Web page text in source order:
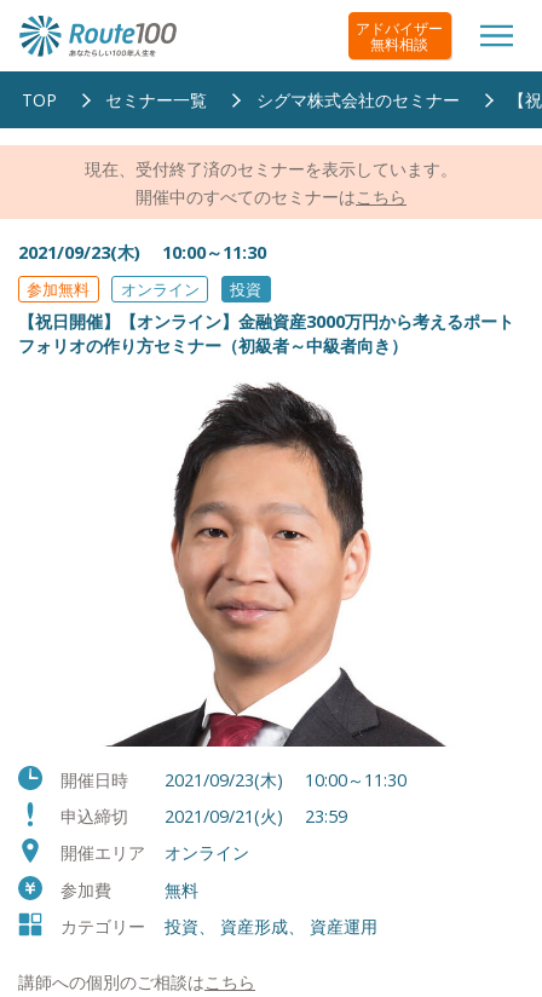
アドバイザー
無料相談
TOP セミナー一覧 シグマ株式会社のセミナー 【
現在、受付終了済のセミナーを表示しています。
開催中のすべてのセミナーはこちら
2021/09/23(木) 10:00～11:30
参加無料 オンライン 投資
【祝日開催】【オンライン】金融資産3000万円から考えるポート
フォリオの作り方セミナー（初級者～中級者向き）
開催日時
2021/09/23(木) 10:00～11:30
申込締切
2021/09/21(火) 23:59
開催エリア
オンライン
参加費
無料
カテゴリー
投資、 資産形成、 資産運用
講師への個別のご相談はこちら